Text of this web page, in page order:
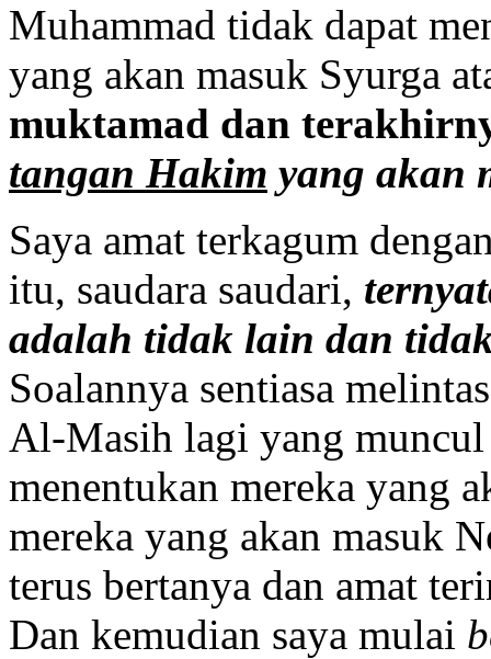
Muhammad tidak dapat
yang akan masuk Syurga
muktamad dan
tangan Hakim yang akan
Saya amat terkagum
itu, saudara saudari,
adalah tidak lain dan
Soalannya sentiasa
Al-Masih lagi yang
menentukan mereka yang
mereka yang akan masuk
terus bertanya dan amat
Dan kemudian saya mulai